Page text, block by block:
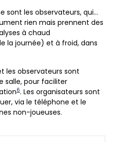
sont les observateurs, qui…
rien mais prennent des
à chaud
la journée) et à froid, dans
les observateurs sont
salle, pour faciliter
6. Les organisateurs sont
via le téléphone et le
non-joueuses.